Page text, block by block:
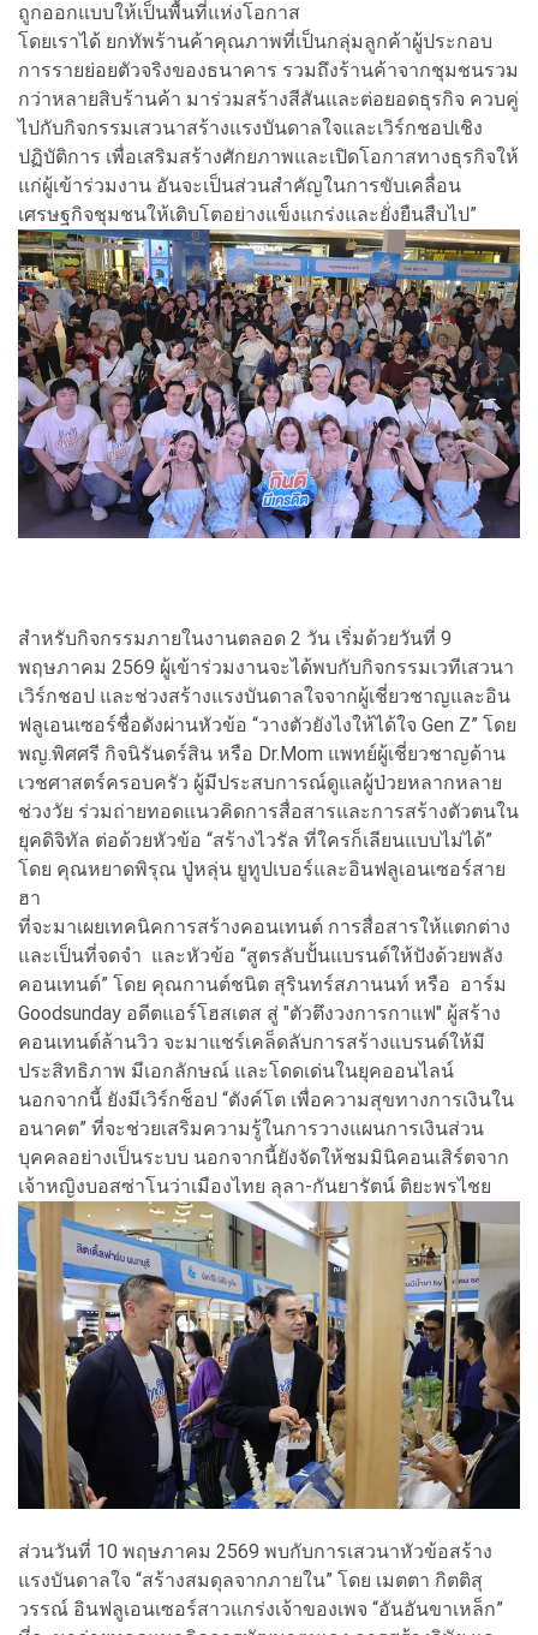
ถูกออกแบบให้เป็นพื้นที่แห่งโอกาส
โดยเราได้ ยกทัพร้านค้าคุณภาพที่เป็นกลุ่มลูกค้าผู้ประกอบ
การรายย่อยตัวจริงของธนาคาร รวมถึงร้านค้าจากชุมชนรวม
กว่าหลายสิบร้านค้า มาร่วมสร้างสีสันและต่อยอดธุรกิจ ควบคู่
ไปกับกิจกรรมเสวนาสร้างแรงบันดาลใจและเวิร์กชอปเชิง
ปฏิบัติการ เพื่อเสริมสร้างศักยภาพและเปิดโอกาสทางธุรกิจให้
แก่ผู้เข้าร่วมงาน อันจะเป็นส่วนสำคัญในการขับเคลื่อน
เศรษฐกิจชุมชนให้เติบโตอย่างแข็งแกร่งและยั่งยืนสืบไป”
สำหรับกิจกรรมภายในงานตลอด 2 วัน เริ่มด้วยวันที่ 9
พฤษภาคม 2569 ผู้เข้าร่วมงานจะได้พบกับกิจกรรมเวทีเสวนา
เวิร์กชอป และช่วงสร้างแรงบันดาลใจจากผู้เชี่ยวชาญและอิน
ฟลูเอนเซอร์ชื่อดังผ่านหัวข้อ “วางตัวยังไงให้ได้ใจ Gen Z” โดย
พญ.พิศศรี กิจนิรันดร์สิน หรือ Dr.Mom แพทย์ผู้เชี่ยวชาญด้าน
เวชศาสตร์ครอบครัว ผู้มีประสบการณ์ดูแลผู้ป่วยหลากหลาย
ช่วงวัย ร่วมถ่ายทอดแนวคิดการสื่อสารและการสร้างตัวตนใน
ยุคดิจิทัล ต่อด้วยหัวข้อ “สร้างไวรัล ที่ใครก็เลียนแบบไม่ได้”
โดย คุณหยาดพิรุณ ปู่หลุ่น ยูทูปเบอร์และอินฟลูเอนเซอร์สาย
ฮา
ที่จะมาเผยเทคนิคการสร้างคอนเทนต์ การสื่อสารให้แตกต่าง
และเป็นที่จดจำ และหัวข้อ “สูตรลับปั้นแบรนด์ให้ปังด้วยพลัง
คอนเทนต์” โดย คุณกานต์ชนิต สุรินทร์สภานนท์ หรือ อาร์ม
Goodsunday อดีตแอร์โฮสเตส สู่ "ตัวตึงวงการกาแฟ" ผู้สร้าง
คอนเทนต์ล้านวิว จะมาแชร์เคล็ดลับการสร้างแบรนด์ให้มี
ประสิทธิภาพ มีเอกลักษณ์ และโดดเด่นในยุคออนไลน์
นอกจากนี้ ยังมีเวิร์กช็อป “ตังค์โต เพื่อความสุขทางการเงินใน
อนาคต” ที่จะช่วยเสริมความรู้ในการวางแผนการเงินส่วน
บุคคลอย่างเป็นระบบ นอกจากนี้ยังจัดให้ชมมินิคอนเสิร์ตจาก
เจ้าหญิงบอสซ่าโนว่าเมืองไทย ลุลา-กันยารัตน์ ติยะพรไชย
ส่วนวันที่ 10 พฤษภาคม 2569 พบกับการเสวนาหัวข้อสร้าง
แรงบันดาลใจ “สร้างสมดุลจากภายใน” โดย เมตตา กิตติสุ
วรรณ์ อินฟลูเอนเซอร์สาวแกร่งเจ้าของเพจ “อันอันขาเหล็ก”